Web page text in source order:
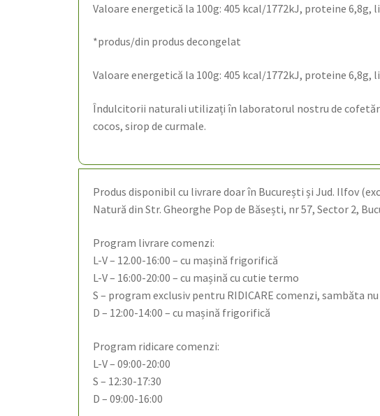
Valoare energetică la 100g: 405 kcal/1772kJ, proteine 6,8g,
*produs/din produs decongelat
Valoare energetică la 100g: 405 kcal/1772kJ, proteine 6,8g,
Îndulcitorii naturali utilizați în laboratorul nostru de
cocos, sirop de curmale.
Produs disponibil cu livrare doar în București și Jud. Ilfov
Natură din Str. Gheorghe Pop de Băsești, nr 57, Sector 2,
Program livrare comenzi:
L-V – 12.00-16:00 – cu mașină frigorifică
L-V – 16:00-20:00 – cu mașină cu cutie termo
S – program exclusiv pentru RIDICARE comenzi, sambăta
D – 12:00-14:00 – cu mașină frigorifică
Program ridicare comenzi:
L-V – 09:00-20:00
S – 12:30-17:30
D – 09:00-16:00